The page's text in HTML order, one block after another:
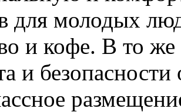
для молодых
и кофе. В то
и безопасности